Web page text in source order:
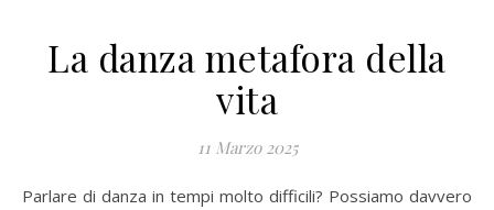
La danza metafora della
vita
11 Marzo 2025
Parlare di danza in tempi molto difficili? Possiamo davvero